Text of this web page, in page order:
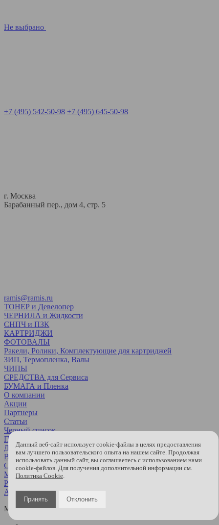
Не выбрано
+7 (495) 542-50-98 +7 (495) 645-50-98
г. Москва
Барабанный пер., дом 4, стр. 5
ramis@ramis.ru
ТОНЕР и Девелопер
ЧЕРНИЛА и Жидкости
СНПЧ и ПЗК
КАРТРИДЖИ
ФОТОВАЛЫ
Ракели, Ролики, Комплектующие для картриджей
ЗИП, Термопленка, Валы
ЧИПЫ
СРЕДСТВА для Сервиса
БУМАГА и Пленка
О компании
Акции
Партнеры
Статьи
Черный список
Прайс
Доставка
Возврат и обмен
Сертификаты
MSDS (паспорт безопасности)
Региональные партнеры
API
МЫ В СОЦСЕТЯХ
Данный веб-сайт использует cookie-файлы в целях предоставления
вам лучшего пользовательского опыта на нашем сайте. Продолжая
использовать данный сайт, вы соглашаетесь с использованием нами
cookie-файлов. Для получения дополнительной информации см.
Политика Cookie.
Принять Отклонить